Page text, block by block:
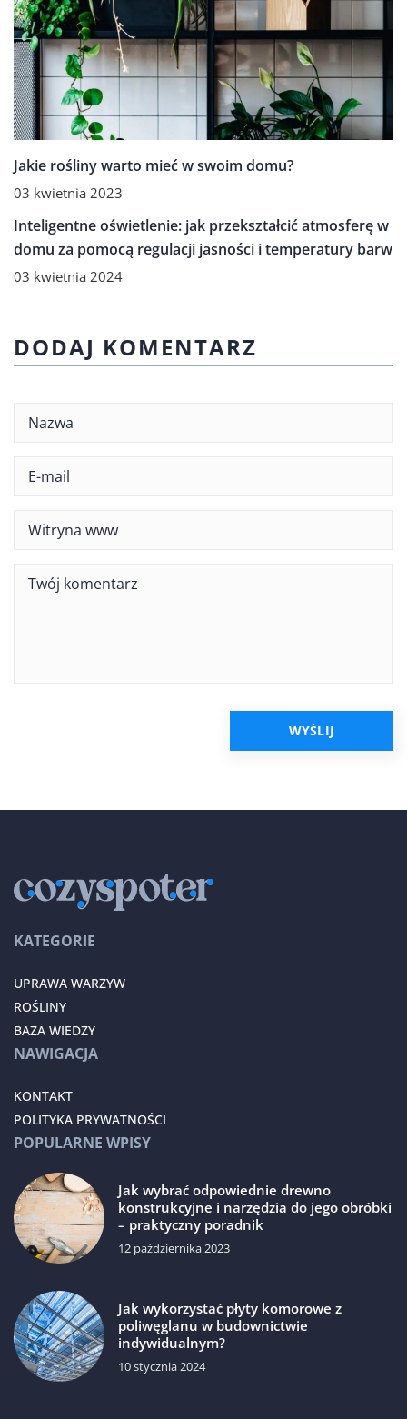
Jakie rośliny warto mieć w swoim domu?
03 kwietnia 2023
INNE
Inteligentne oświetlenie: jak przekształcić atmosferę w
domu za pomocą regulacji jasności i temperatury barw
03 kwietnia 2024
DODAJ KOMENTARZ
KATEGORIE
UPRAWA WARZYW
ROŚLINY
BAZA WIEDZY
NAWIGACJA
KONTAKT
POLITYKA PRYWATNOŚCI
POPULARNE WPISY
Jak wybrać odpowiednie drewno
konstrukcyjne i narzędzia do jego obróbki
– praktyczny poradnik
12 października 2023
Jak wykorzystać płyty komorowe z
poliwęglanu w budownictwie
indywidualnym?
10 stycznia 2024